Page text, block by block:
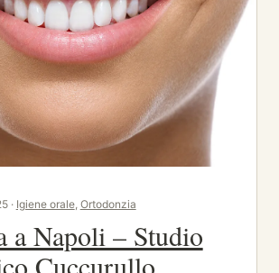
· Igiene orale, Ortodonzia
a Napoli – Studio